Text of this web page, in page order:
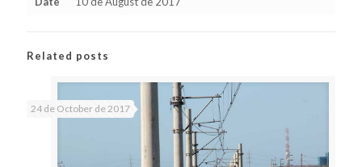
Related posts
24 de October de 2017